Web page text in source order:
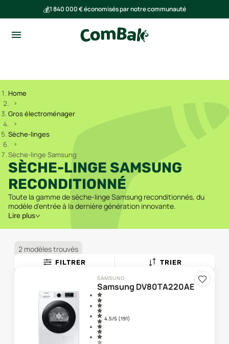
💰1 840 000 € économisés par notre communauté
Home
Gros électroménager
Sèche-linges
Sèche-linge Samsung
SÈCHE-LINGE SAMSUNG
RECONDITIONNÉ
Toute la gamme de sèche-linge Samsung reconditionnés, du
modèle d'entrée à la dernière génération innovante.
Lire plus
2 modèles trouvés
FILTRER TRIER
SAMSUNG
Samsung DV80TA220AE
4.5/5 (191)